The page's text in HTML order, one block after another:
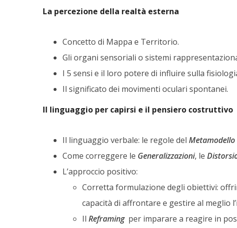
La percezione della realtà esterna
Concetto di Mappa e Territorio.
Gli organi sensoriali o sistemi
I 5 sensi e il loro potere di influire sulla
Il significato dei movimenti oculari spontanei.
Il linguaggio per capirsi e il pensiero costruttivo
Il linguaggio verbale: le regole del
Come correggere le Generalizzazioni, le
L’approccio positivo:
Corretta formulazione degli obiettivi:
capacità di affrontare e gestire al meglio
Il Reframingper imparare a reagire in